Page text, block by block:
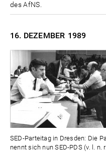
des AfNS.
16. DEZEMBER 1989
SED-Parteitag in Dresden: Die
nennt sich nun SED-PDS (v. l. n. r.